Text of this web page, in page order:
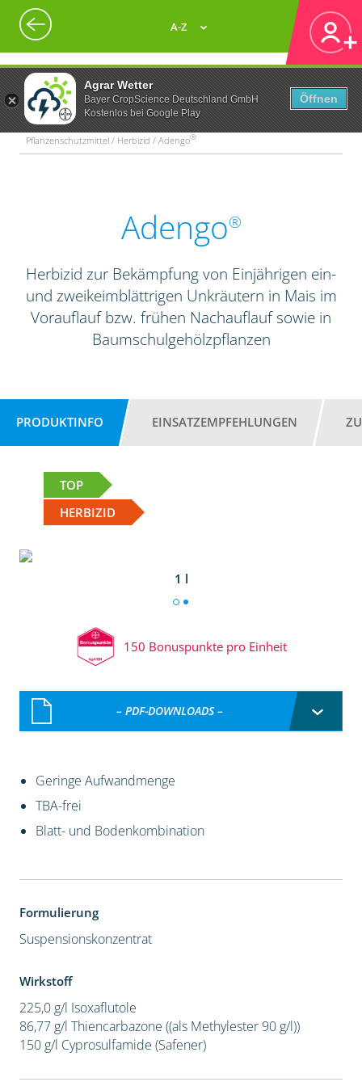
Agrar Wetter
Bayer CropScience Deutschland GmbH
Kostenlos bei Google Play
Öffnen
A-Z
Pflanzenschutzmittel / Herbizid / Adengo®
Adengo®
Herbizid zur Bekämpfung von Einjährigen ein-
und zweikeimblättrigen Unkräutern in Mais im
Vorauflauf bzw. frühen Nachauflauf sowie in
Baumschulgehölzpflanzen
PRODUKTINFO EINSATZEMPFEHLUNGEN
TOP
HERBIZID
1 l
150 Bonuspunkte pro Einheit
– PDF-DOWNLOADS –
Geringe Aufwandmenge
TBA-frei
Blatt- und Bodenkombination
Formulierung
Suspensionskonzentrat
Wirkstoff
225,0 g/l Isoxaflutole
86,77 g/l Thiencarbazone ((als Methylester 90 g/l))
150 g/l Cyprosulfamide (Safener)